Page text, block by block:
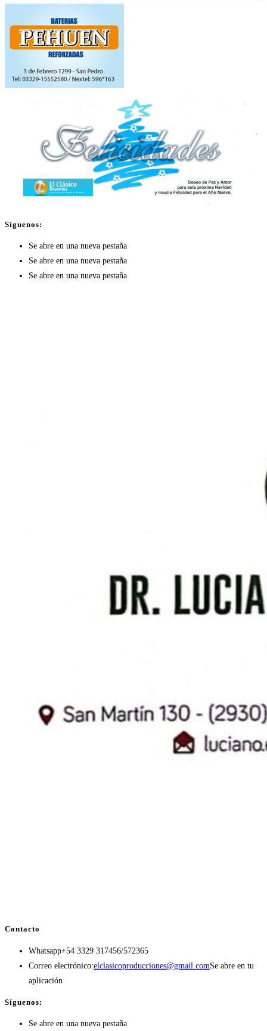
Síguenos:
Se abre en una nueva pestaña
Se abre en una nueva pestaña
Se abre en una nueva pestaña
Contacto
Whatsapp+54 3329 317456/572365
Correo electrónico:elclasicoproducciones@gmail.comSe abre en tu
aplicación
Síguenos:
Se abre en una nueva pestaña